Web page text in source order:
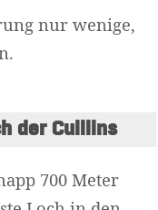
nur wenige,
der Cuillins
700 Meter